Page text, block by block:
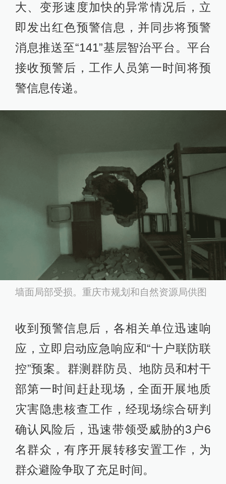
大、变形速度加快的异常情况后，立
即发出红色预警信息，并同步将预警
消息推送至“141”基层智治平台。平台
接收预警后，工作人员第一时间将预
警信息传递。
墙面局部受损。重庆市规划和自然资源局供图
收到预警信息后，各相关单位迅速响
应，立即启动应急响应和“十户联防联
控”预案。群测群防员、地防员和村干
部第一时间赶赴现场，全面开展地质
灾害隐患核查工作，经现场综合研判
确认风险后，迅速带领受威胁的3户6
名群众，有序开展转移安置工作，为
群众避险争取了充足时间。